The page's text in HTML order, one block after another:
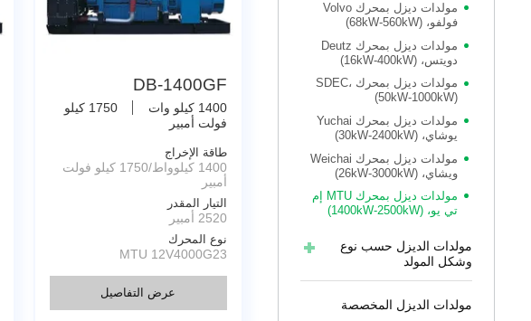
DB-1400GF
1400 كيلو وات
1750 كيلو
فولت أمبير
طاقة الإخراج
1400 كيلوواط/1750 كيلو فولت
أمبير
التيار المقدر
2520 أمبير
نوع المحرك
MTU 12V4000G23
عرض التفاصيل
مولدات ديزل بمحرك Volvo
فولفو، (68kW-560kW)
مولدات ديزل بمحرك Deutz
دويتس، (16kW-400kW)
مولدات ديزل بمحرك SDEC،
(50kW-1000kW)
مولدات ديزل بمحرك Yuchai
يوشاي، (30kW-2400kW)
مولدات ديزل بمحرك Weichai
ويشاي، (26kW-3000kW)
مولدات ديزل بمحرك MTU إم
تي يو، (1400kW-2500kW)
مولدات الديزل حسب نوع
وشكل المولد
مولدات الديزل المخصصة